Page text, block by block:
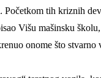
tih kriznih
Višu mašinsku
onome što